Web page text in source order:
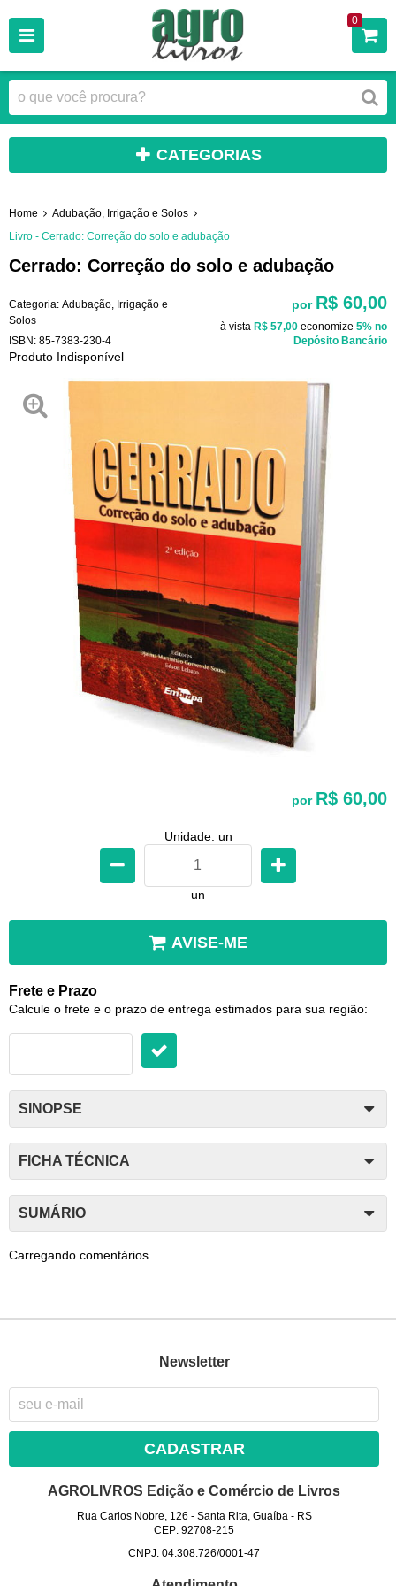
0
CATEGORIAS
Home
Adubação, Irrigação e Solos
Livro - Cerrado: Correção do solo e adubação
Cerrado: Correção do solo e adubação
Categoria: Adubação, Irrigação e
Solos
ISBN: 85-7383-230-4
Produto Indisponível
por R$ 60,00
à vista R$ 57,00 economize 5% no
Depósito Bancário
por R$ 60,00
Unidade: un
un
AVISE-ME
Frete e Prazo
Calcule o frete e o prazo de entrega estimados para sua região:
SINOPSE
FICHA TÉCNICA
SUMÁRIO
Carregando comentários ...
Newsletter
CADASTRAR
AGROLIVROS Edição e Comércio de Livros
Rua Carlos Nobre, 126 - Santa Rita, Guaíba- RS
CEP: 92708-215
CNPJ: 04.308.726/0001-47